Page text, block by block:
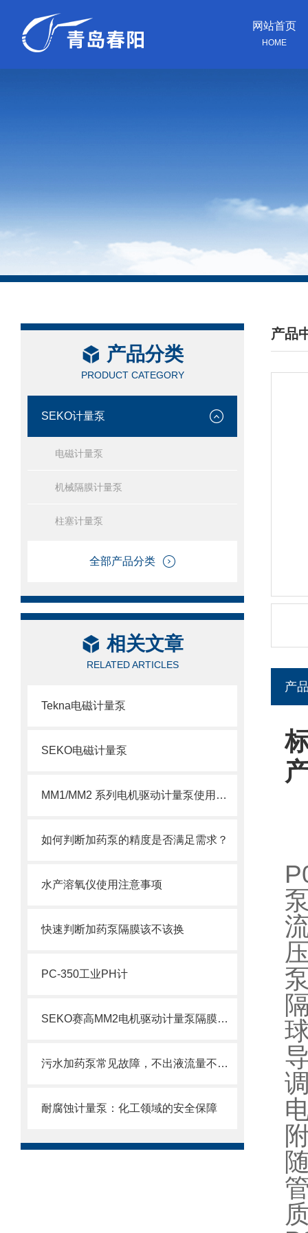
网站首页
HOME
产品分类
PRODUCT CATEGORY
SEKO计量泵
电磁计量泵
机械隔膜计量泵
柱塞计量泵
全部产品分类
相关文章
RELATED ARTICLES
Tekna电磁计量泵
SEKO电磁计量泵
MM1/MM2 系列电机驱动计量泵使用注意事项
如何判断加药泵的精度是否满足需求？
水产溶氧仪使用注意事项
快速判断加药泵隔膜该不该换
PC-350工业PH计
SEKO赛高MM2电机驱动计量泵隔膜更换步骤
污水加药泵常见故障，不出液流量不稳异响漏液原因排查维修方法
耐腐蚀计量泵：化工领域的安全保障
产品
/
产